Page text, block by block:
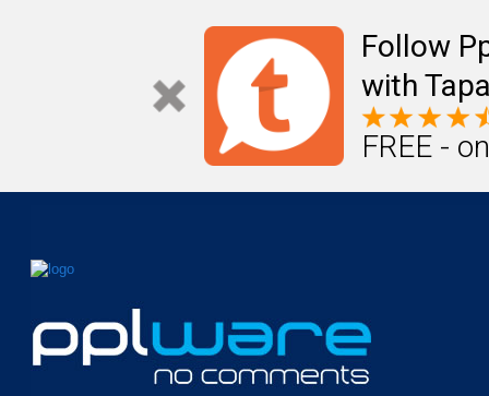
Follow
with
FREE -